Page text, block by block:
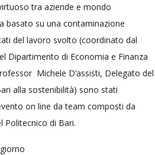
tra aziende e mondo
basato su una contaminazione
del lavoro svolto (coordinato dal
Dipartimento di Economia e Finanza
Michele D’assisti, Delegato del
alla sostenibilità) sono stati
on line da team composti da
Politecnico di Bari.